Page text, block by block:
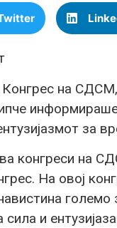
на СДСМ,
информираше
за
конгреси на
На овој
сила и